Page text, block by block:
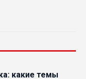
какие темы